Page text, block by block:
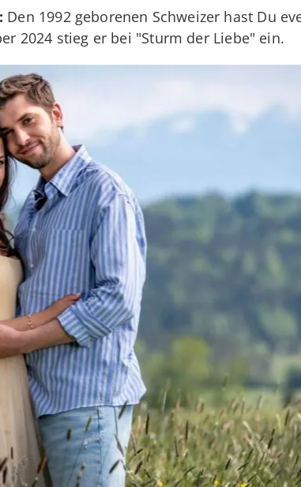
Den 1992 geborenen Schweizer hast Du
2024 stieg er bei "Sturm der Liebe" ein.